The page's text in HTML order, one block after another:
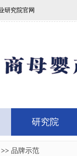
研究院官网
研究院
>> 品牌示范